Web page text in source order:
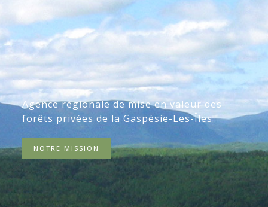
Agence régionale de mise en valeur des
forêts privées de la Gaspésie-Les-Îles
NOTRE MISSION